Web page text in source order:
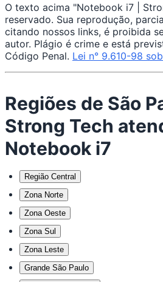
O texto acima "Notebook i7 |
reservado. Sua reprodução,
citando nossos links, é proibida
autor. Plágio é crime e está
Código Penal. Lei n° 9.610-98
Regiões de São
Strong Tech
Notebook i7
Região Central
Zona Norte
Zona Oeste
Zona Sul
Zona Leste
Grande São Paulo